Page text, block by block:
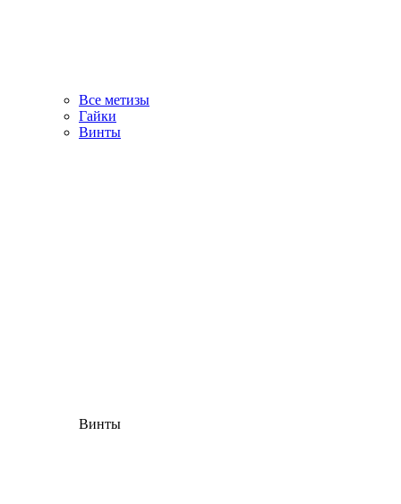
Все метизы
Гайки
Винты
Винты